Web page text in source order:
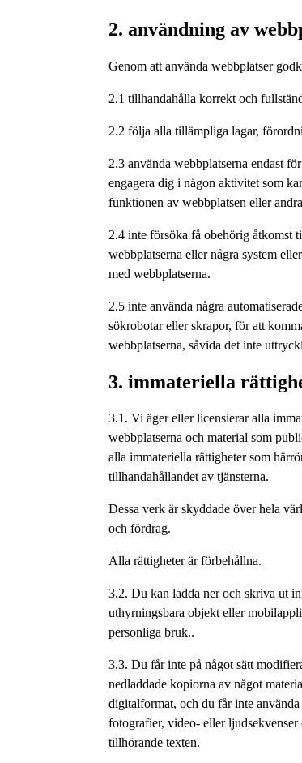
2. användning av
Genom att använda webbplatser
2.1 tillhandahålla korrekt och
2.2 följa alla tillämpliga lagar,
2.3 använda webbplatserna endast
engagera dig i någon aktivitet som
funktionen av webbplatsen eller
2.4 inte försöka få obehörig åtkomst
webbplatserna eller några system
med webbplatserna.
2.5 inte använda några
sökrobotar eller skrapor, för att
webbplatserna, såvida det inte
3. immateriella
3.1. Vi äger eller licensierar alla
webbplatserna och material som
alla immateriella rättigheter som
tillhandahållandet av tjänsterna.
Dessa verk är skyddade över hela
och fördrag.
Alla rättigheter är förbehållna.
3.2. Du kan ladda ner och skriva ut
uthyrningsbara objekt eller
personliga bruk..
3.3. Du får inte på något sätt
nedladdade kopiorna av något
digitalformat, och du får inte
fotografier, video- eller
tillhörande texten.